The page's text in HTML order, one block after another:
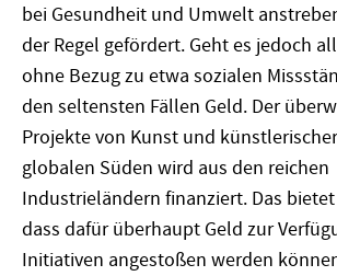
bei Gesundheit und Umwelt
der Regel gefördert. Geht es jedoch
ohne Bezug zu etwa sozialen
den seltensten Fällen Geld. Der
Projekte von Kunst und
globalen Süden wird aus den reichen
Industrieländern finanziert. Das bietet
dass dafür überhaupt Geld zur
Initiativen angestoßen werden